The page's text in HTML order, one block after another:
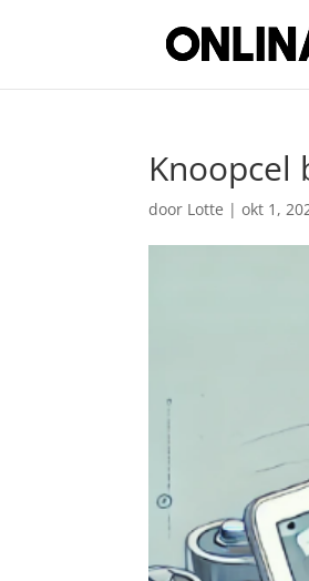
door Lotte |okt 1,